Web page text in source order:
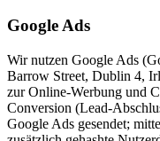
Google Ads
Wir nutzen Google Ads
Barrow Street, Dublin 4,
zur Online-Werbung und
Conversion (Lead-
Google Ads gesendet;